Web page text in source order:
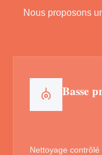
Nous proposons
Basse
Nettoyage